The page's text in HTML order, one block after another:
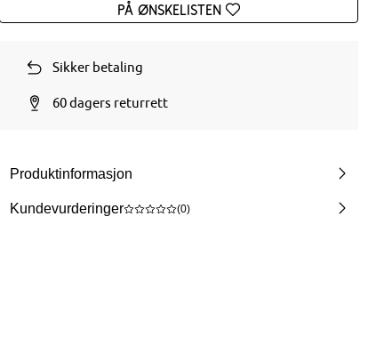
På ønskelisten
Sikker betaling
60 dagers returrett
Produktinformasjon
Kundevurderinger (0)